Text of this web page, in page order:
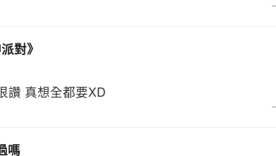
對》
讚 真想全都要XD
嗎